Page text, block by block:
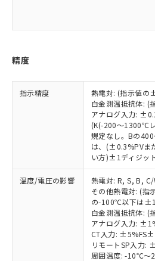
精度
指示精度
熱電対: (指示値
白金測温抵抗体:
アナログ入力:
(K(-200～1300℃
規定なし。Bの
は、(±0.3%PV
い方)±1ディジッ
温度/電圧の影響
熱電対: R, S, B,
その他熱電対: (
の-100℃以下は
白金測温抵抗体:
アナログ入力:
CT入力:
リモートSP入力:
周囲温度: -10℃～
お客様が当ウェブサ
登録された部品リス
の共同利用に関して"
用者の範囲」に記載
指します。
※3 非含有証明書ダウ
EU RoHS指令（10物質）
51物質の非含有証明書（
※本証明書は発行日時点
るもので、過去に遡って
ものではありません。
また、RoHS指令のフタ
物質の対応では、対応完了
荷製品に未対応品が混在
欄に対応日を記載しており
既に当社にて対応品への
していることから、特段
り、2022年1月12日より